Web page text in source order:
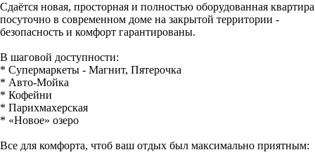
Сдаётся новая, просторная и полностью оборудованная квартира
посуточно в современном доме на закрытой территории -
безопасность и комфорт гарантированы.
В шаговой доступности:
* Супермаркеты - Магнит, Пятерочка
* Авто-Мойка
* Кофейни
* Парихмахерская
* «Новое» озеро
Все для комфорта, чтоб ваш отдых был максимально приятным: